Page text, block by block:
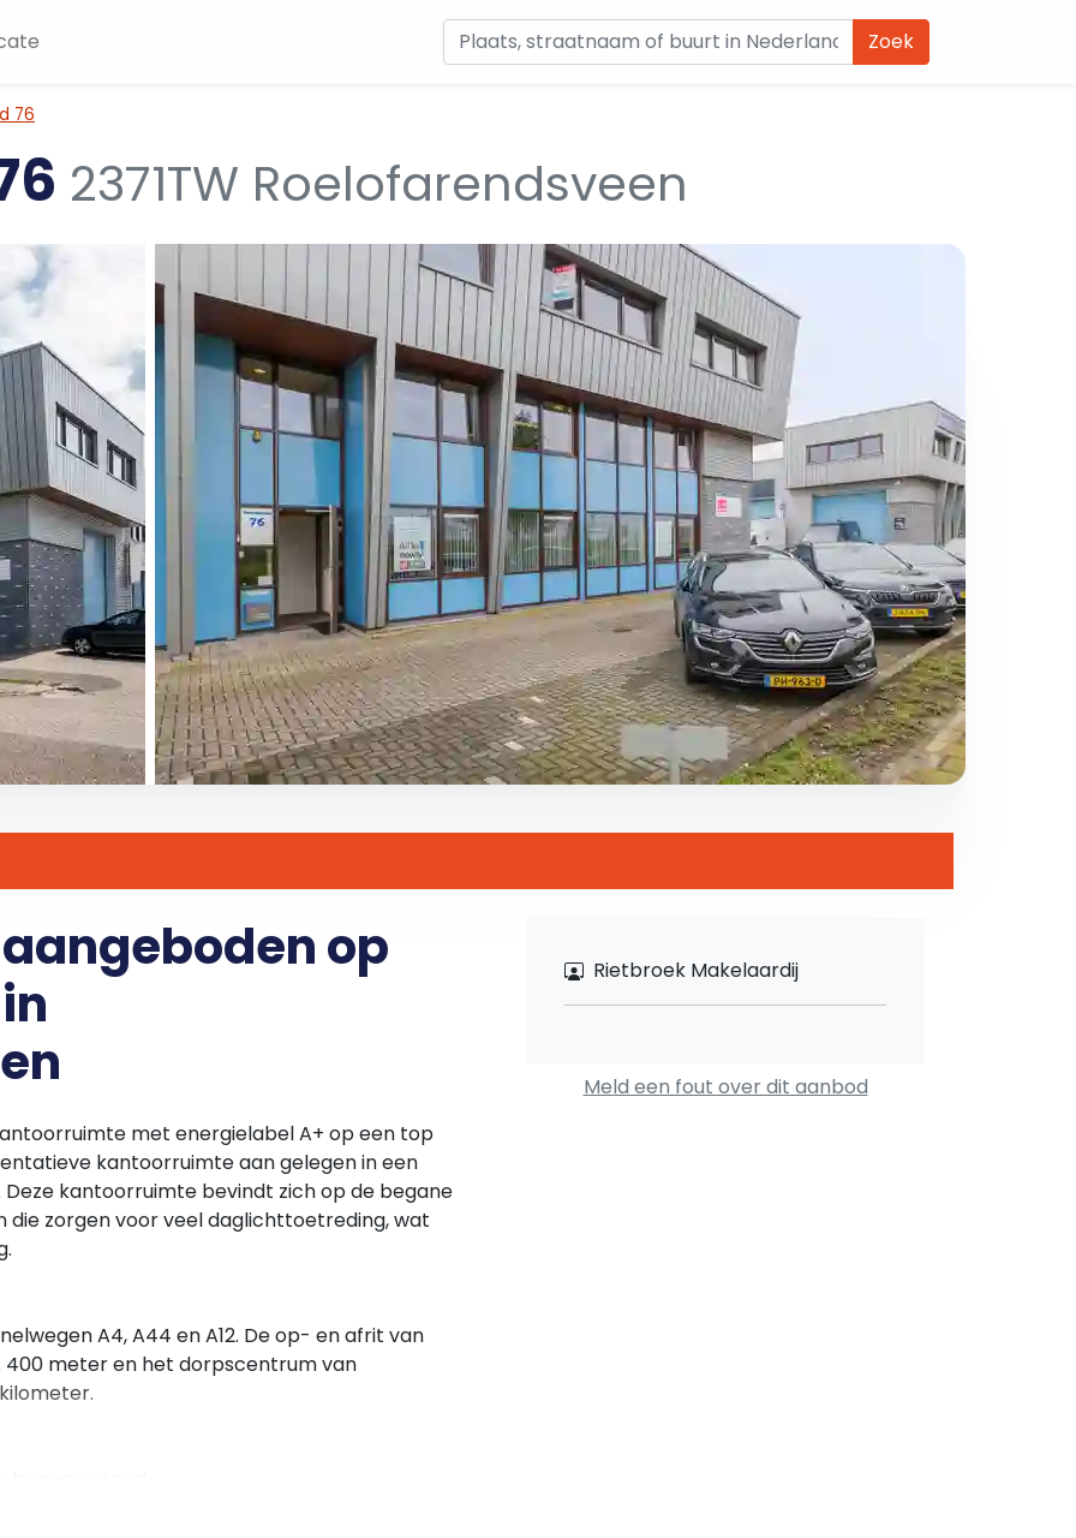
Zoek
76
2371TW Roelofarendsveen
op
met energielabel A+ op een top
kantoorruimte aan gelegen in een
kantoorruimte bevindt zich op de begane
zorgen voor veel daglichttoetreding, wat
A4, A44 en A12. De op- en afrit van
400 meter en het dorpscentrum van
Rietbroek Makelaardij
Meld een fout over dit aanbod